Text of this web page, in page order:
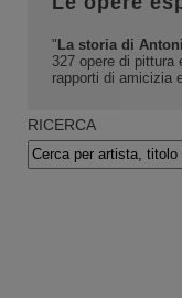
" La storia di
327 opere di pittura
rapporti di amicizia
RICERCA